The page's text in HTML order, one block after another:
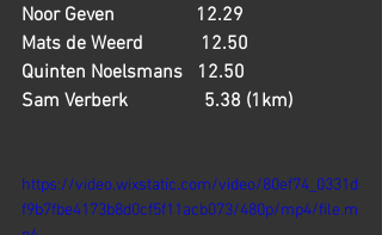
Noor Geven                 12.29
Mats de Weerd            12.50
Quinten Noelsmans   12.50
Sam Verberk                5.38 (1km)
https://video.wixstatic.com/video/80ef74_0331d
f9b7fbe4173b8d0cf5f11acb073/480p/mp4/file.m